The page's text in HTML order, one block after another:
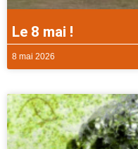
Le 8 mai !
8 mai 2026